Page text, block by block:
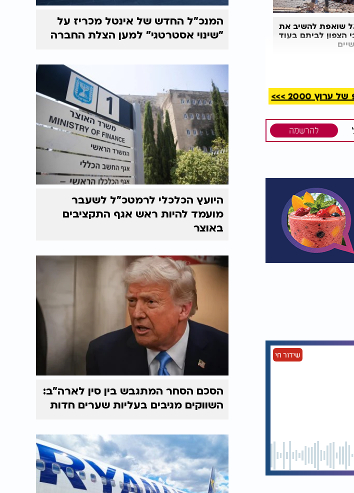
שואפת להשיב את
הצפון לביתם בעוד
כי הצעד צפוי
החלב, שבמסגרתה
ונשאר מאחור.
2000 >>>
להרשמה
שידור חי
המנכ"ל החדש של אינטל מכריז על
"שינוי אסטרטגי" למען הצלת החברה
היועץ הכלכלי לרמטכ"ל לשעבר
מועמד להיות ראש אגף התקציבים
באוצר
הסכם הסחר המתגבש בין סין לארה"ב:
השווקים מגיבים בעליות שערים חדות